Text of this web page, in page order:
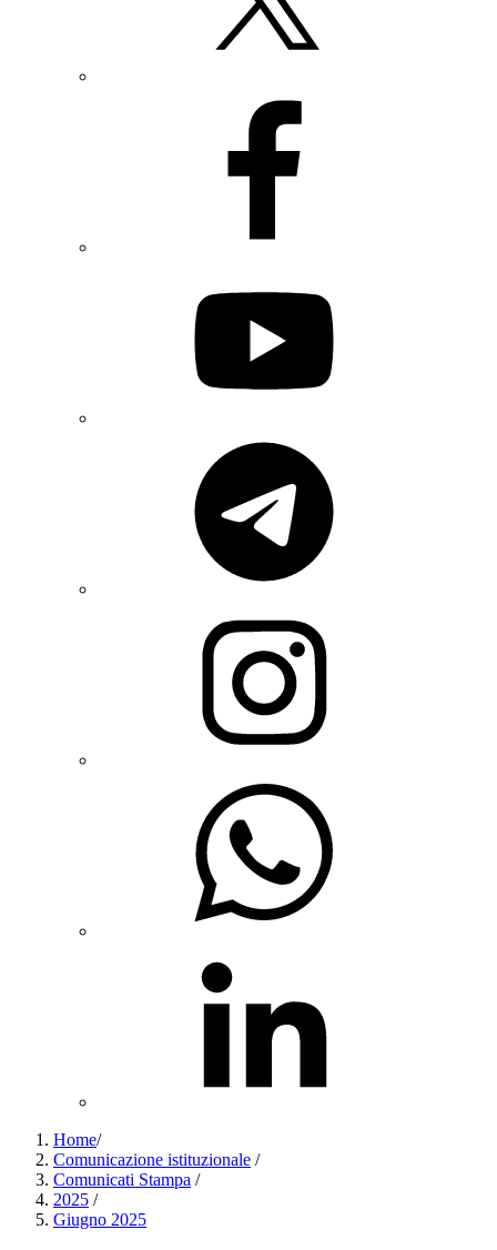
Home/
Comunicazione istituzionale /
Comunicati Stampa /
2025 /
Giugno 2025